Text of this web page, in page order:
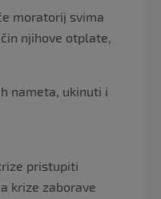
moratorij svima
njihove otplate,
nameta, ukinuti i
pristupiti
krize zaborave